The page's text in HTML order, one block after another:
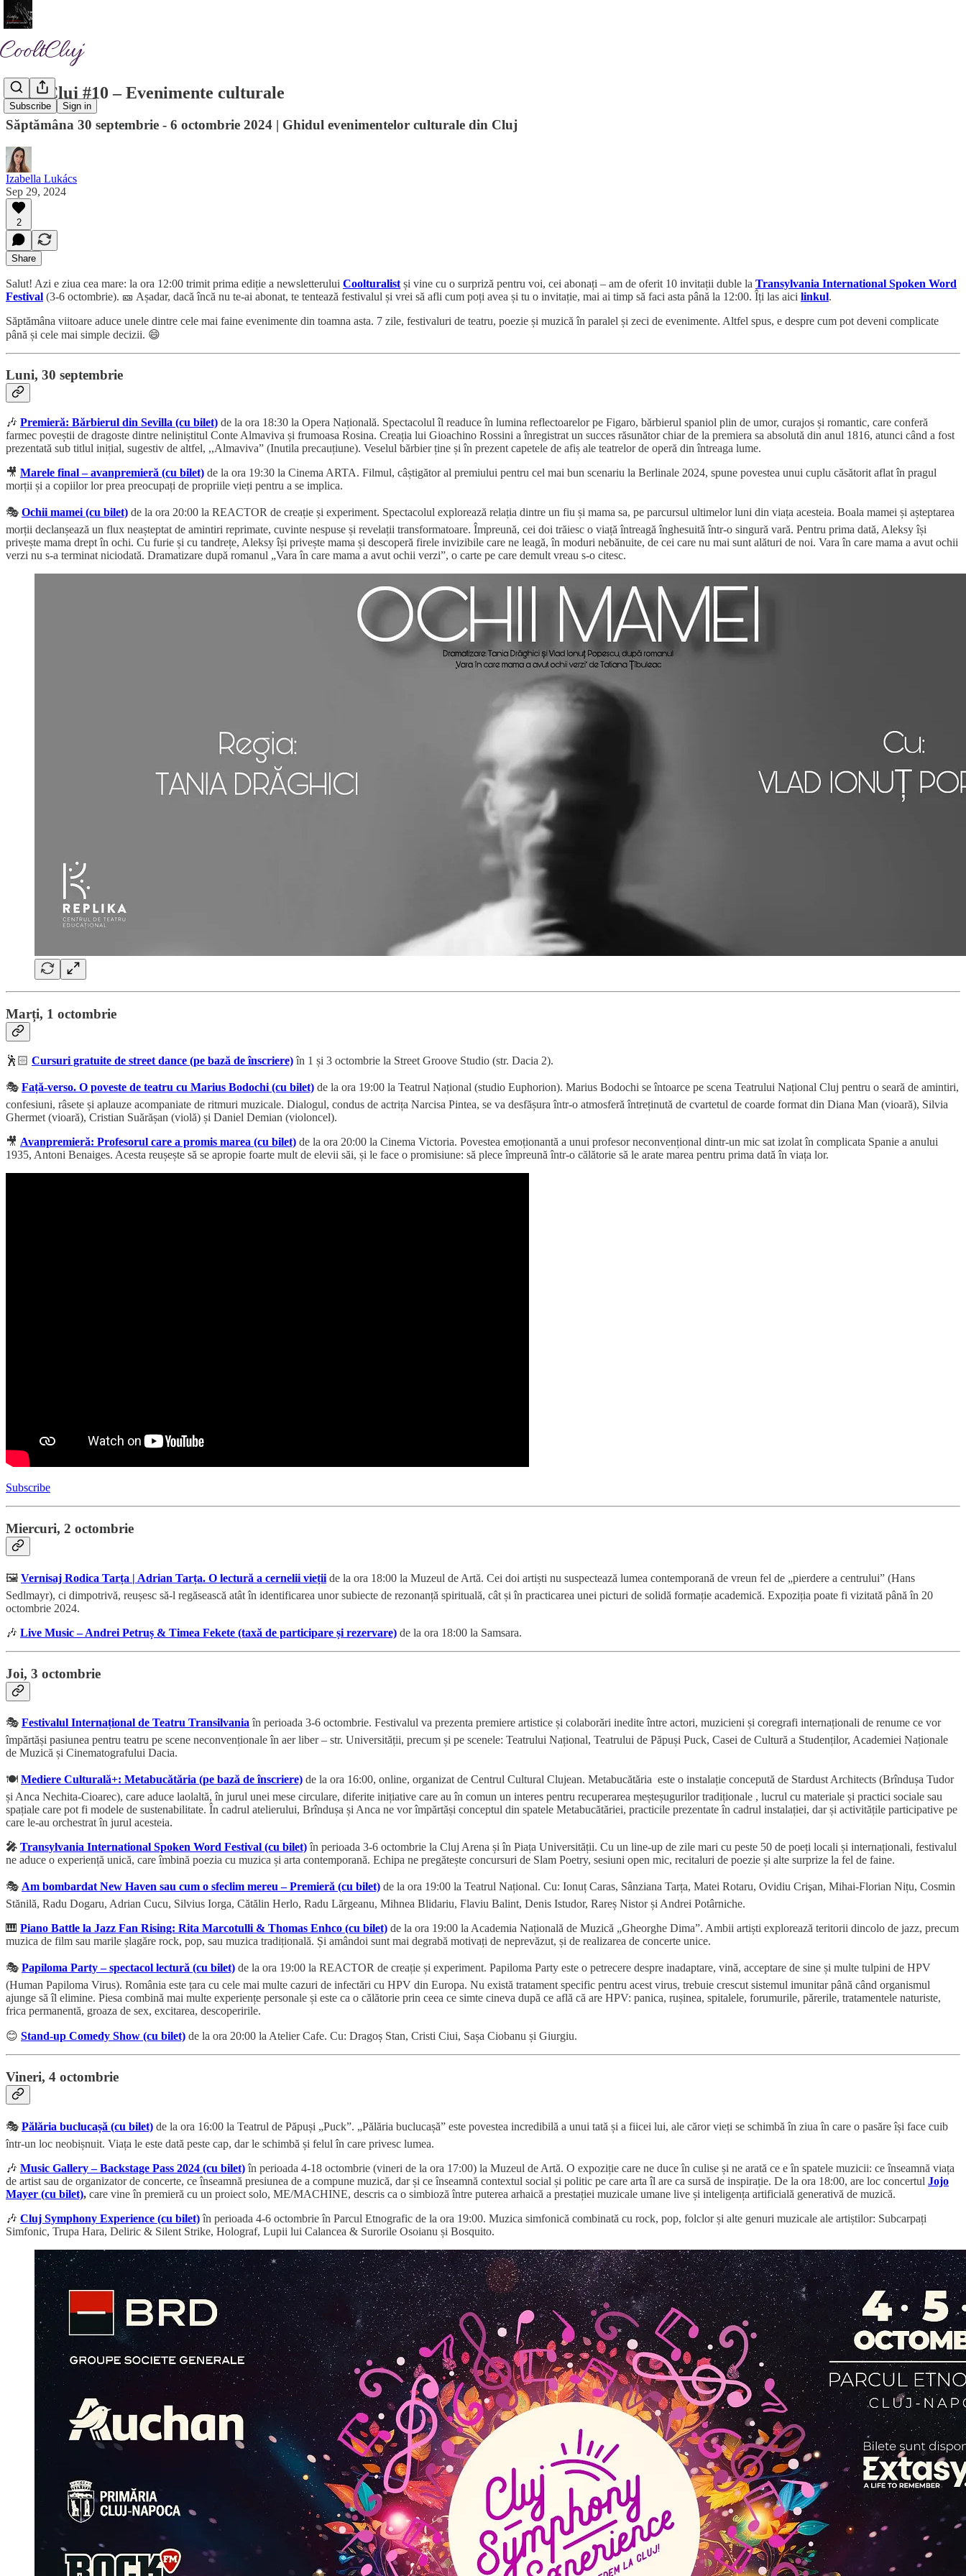
Subscribe Sign in
CooltCluj #10 – Evenimente culturale
Săptămâna 30 septembrie - 6 octombrie 2024 | Ghidul evenimentelor culturale din Cluj
Izabella Lukács
Sep 29, 2024
2
Share
Salut! Azi e ziua cea mare: la ora 12:00 trimit prima ediție a newsletterului Coolturalist și vine cu o surpriză pentru voi, cei abonați – am de oferit 10 invitații duble la Transylvania International Spoken Word
Festival (3-6 octombrie). 🎫 Așadar, dacă încă nu te-ai abonat, te tentează festivalul și vrei să afli cum poți avea și tu o invitație, mai ai timp să faci asta până la 12:00. Îți las aici linkul.
Săptămâna viitoare aduce unele dintre cele mai faine evenimente din toamna asta. 7 zile, festivaluri de teatru, poezie și muzică în paralel și zeci de evenimente. Altfel spus, e despre cum pot deveni complicate
până și cele mai simple decizii. 😄
Luni, 30 septembrie
🎶 Premieră: Bărbierul din Sevilla (cu bilet) de la ora 18:30 la Opera Națională. Spectacolul îl readuce în lumina reflectoarelor pe Figaro, bărbierul spaniol plin de umor, curajos și romantic, care conferă
farmec poveștii de dragoste dintre neliniștitul Conte Almaviva și frumoasa Rosina. Creația lui Gioachino Rossini a înregistrat un succes răsunător chiar de la premiera sa absolută din anul 1816, atunci când a fost
prezentată sub titlul inițial, sugestiv de altfel, ,,Almaviva” (Inutila precauțiune). Veselul bărbier ține și în prezent capetele de afiș ale teatrelor de operă din întreaga lume.
🎥 Marele final – avanpremieră (cu bilet) de la ora 19:30 la Cinema ARTA. Filmul, câștigător al premiului pentru cel mai bun scenariu la Berlinale 2024, spune povestea unui cuplu căsătorit aflat în pragul
morții și a copiilor lor prea preocupați de propriile vieți pentru a se implica.
🎭 Ochii mamei (cu bilet) de la ora 20:00 la REACTOR de creație și experiment. Spectacolul explorează relația dintre un fiu și mama sa, pe parcursul ultimelor luni din viața acesteia. Boala mamei și așteptarea
morții declanșează un flux neașteptat de amintiri reprimate, cuvinte nespuse și revelații transformatoare. Împreună, cei doi trăiesc o viață întreagă înghesuită într-o singură vară. Pentru prima dată, Aleksy își
privește mama drept în ochi. Cu furie și cu tandrețe, Aleksy își privește mama și descoperă firele invizibile care ne leagă, în moduri nebănuite, de cei care nu mai sunt alături de noi. Vara în care mama a avut ochii
verzi nu s-a terminat niciodată. Dramatizare după romanul „Vara în care mama a avut ochii verzi”, o carte pe care demult vreau s-o citesc.
Marți, 1 octombrie
🕺🏻 Cursuri gratuite de street dance (pe bază de înscriere)în 1 și 3 octombrie la Street Groove Studio (str. Dacia 2).
🎭 Față-verso. O poveste de teatru cu Marius Bodochi (cu bilet) de la ora 19:00 la Teatrul Național (studio Euphorion). Marius Bodochi se întoarce pe scena Teatrului Național Cluj pentru o seară de amintiri,
confesiuni, râsete și aplauze acompaniate de ritmuri muzicale. Dialogul, condus de actrița Narcisa Pintea, se va desfășura într-o atmosferă întreținută de cvartetul de coarde format din Diana Man (vioară), Silvia
Ghermet (vioară), Cristian Suărășan (violă) și Daniel Demian (violoncel).
🎥 Avanpremieră: Profesorul care a promis marea (cu bilet) de la ora 20:00 la Cinema Victoria. Povestea emoționantă a unui profesor neconvențional dintr-un mic sat izolat în complicata Spanie a anului
1935, Antoni Benaiges. Acesta reușește să se apropie foarte mult de elevii săi, și le face o promisiune: să plece împreună într-o călătorie să le arate marea pentru prima dată în viața lor.
Subscribe
Miercuri, 2 octombrie
🖼️ Vernisaj Rodica Tarța | Adrian Tarța. O lectură a cernelii vieții de la ora 18:00 la Muzeul de Artă. Cei doi artiști nu suspectează lumea contemporană de vreun fel de „pierdere a centrului” (Hans
Sedlmayr), ci dimpotrivă, reușesc să-l regăsească atât în identificarea unor subiecte de rezonanță spirituală, cât și în practicarea unei picturi de solidă formație academică. Expoziția poate fi vizitată până în 20
octombrie 2024.
🎶 Live Music – Andrei Petruș & Timea Fekete (taxă de participare și rezervare) de la ora 18:00 la Samsara.
Joi, 3 octombrie
🎭 Festivalul Internațional de Teatru Transilvania în perioada 3-6 octombrie. Festivalul va prezenta premiere artistice și colaborări inedite între actori, muzicieni și coregrafi internaționali de renume ce vor
împărtăși pasiunea pentru teatru pe scene neconvenționale în aer liber – str. Universității, precum și pe scenele: Teatrului Național, Teatrului de Păpuși Puck, Casei de Cultură a Studenților, Academiei Naționale
de Muzică și Cinematografului Dacia.
🍽️ Mediere Culturală+: Metabucătăria (pe bază de înscriere) de la ora 16:00, online, organizat de Centrul Cultural Clujean. Metabucătăria este o instalație concepută de Stardust Architects (Brîndușa Tudor
și Anca Nechita-Cioarec), care aduce laolaltă, în jurul unei mese circulare, diferite inițiative care au în comun un interes pentru recuperarea meșteșugurilor tradiționale , lucrul cu materiale și practici sociale sau
spațiale care pot fi modele de sustenabilitate. În cadrul atelierului, Brîndușa și Anca ne vor împărtăși conceptul din spatele Metabucătăriei, practicile prezentate în cadrul instalației, dar și activitățile participative pe
care le-au orchestrat în jurul acesteia.
🎤 Transylvania International Spoken Word Festival (cu bilet)în perioada 3-6 octombrie la Cluj Arena și în Piața Universității. Cu un line-up de zile mari cu peste 50 de poeți locali și internaționali, festivalul
ne aduce o experiență unică, care îmbină poezia cu muzica și arta contemporană. Echipa ne pregătește concursuri de Slam Poetry, sesiuni open mic, recitaluri de poezie și alte surprize la fel de faine.
🎭 Am bombardat New Haven sau cum o sfeclim mereu – Premieră (cu bilet) de la ora 19:00 la Teatrul Național. Cu: Ionuț Caras, Sânziana Tarța, Matei Rotaru, Ovidiu Crişan, Mihai-Florian Nițu, Cosmin
Stănilă, Radu Dogaru, Adrian Cucu, Silvius Iorga, Cătălin Herlo, Radu Lărgeanu, Mihnea Blidariu, Flaviu Balint, Denis Istudor, Rareș Nistor și Andrei Potârniche.
🎹 Piano Battle la Jazz Fan Rising: Rita Marcotulli & Thomas Enhco (cu bilet) de la ora 19:00 la Academia Națională de Muzică „Gheorghe Dima”. Ambii artiști explorează teritorii dincolo de jazz, precum
muzica de film sau marile șlagăre rock, pop, sau muzica tradițională. Și amândoi sunt mai degrabă motivați de neprevăzut, și de realizarea de concerte unice.
🎭 Papiloma Party – spectacol lectură (cu bilet) de la ora 19:00 la REACTOR de creație și experiment. Papiloma Party este o petrecere despre inadaptare, vină, acceptare de sine și multe tulpini de HPV
(Human Papiloma Virus). România este țara cu cele mai multe cazuri de infectări cu HPV din Europa. Nu există tratament specific pentru acest virus, trebuie crescut sistemul imunitar până când organismul
ajunge să îl elimine. Piesa combină mai multe experiențe personale și este ca o călătorie prin ceea ce simte cineva după ce află că are HPV: panica, rușinea, spitalele, forumurile, părerile, tratamentele naturiste,
frica permanentă, groaza de sex, excitarea, descoperirile.
😊 Stand-up Comedy Show (cu bilet) de la ora 20:00 la Atelier Cafe. Cu: Dragoș Stan, Cristi Ciui, Sașa Ciobanu și Giurgiu.
Vineri, 4 octombrie
🎭 Pălăria buclucașă (cu bilet) de la ora 16:00 la Teatrul de Păpuși „Puck”. „Pălăria buclucașă” este povestea incredibilă a unui tată și a fiicei lui, ale căror vieți se schimbă în ziua în care o pasăre își face cuib
într-un loc neobișnuit. Viața le este dată peste cap, dar le schimbă și felul în care privesc lumea.
🎶 Music Gallery – Backstage Pass 2024 (cu bilet)în perioada 4-18 octombrie (vineri de la ora 17:00) la Muzeul de Artă. O expoziție care ne duce în culise și ne arată ce e în spatele muzicii: ce înseamnă viața
de artist sau de organizator de concerte, ce înseamnă presiunea de a compune muzică, dar și ce înseamnă contextul social și politic pe care arta îl are ca sursă de inspirație. De la ora 18:00, are loc concertul Jojo
Mayer (cu bilet), care vine în premieră cu un proiect solo, ME/MACHINE, descris ca o simbioză între puterea arhaică a prestației muzicale umane live și inteligența artificială generativă de muzică.
🎶 Cluj Symphony Experience (cu bilet)în perioada 4-6 octombrie în Parcul Etnografic de la ora 19:00. Muzica simfonică combinată cu rock, pop, folclor și alte genuri muzicale ale artiștilor: Subcarpați
Simfonic, Trupa Hara, Deliric & Silent Strike, Holograf, Lupii lui Calancea & Surorile Osoianu și Bosquito.